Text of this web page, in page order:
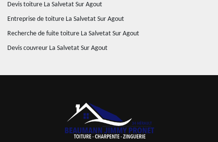
Devis toiture La Salvetat Sur Agout
Entreprise de toiture La Salvetat Sur Agout
Recherche de fuite toiture La Salvetat Sur Agout
Devis couvreur La Salvetat Sur Agout